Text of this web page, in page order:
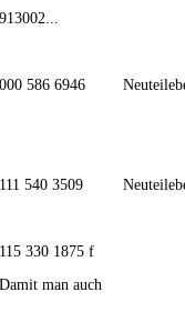
913002...
000 586 6946
111 540 3509
115 330 1875 f
Damit man auch